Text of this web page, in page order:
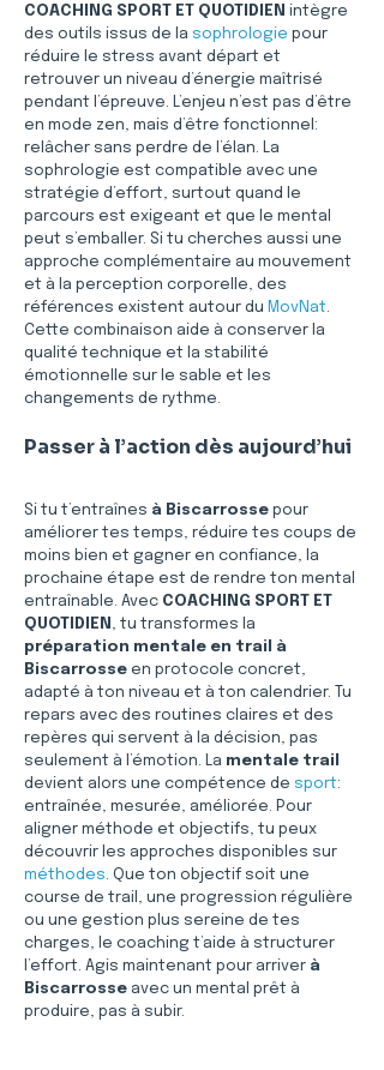
COACHING SPORT ET QUOTIDIEN intègre
des outils issus de la sophrologie pour
réduire le stress avant départ et
retrouver un niveau d’énergie maîtrisé
pendant l’épreuve. L’enjeu n’est pas d’être
en mode zen, mais d’être fonctionnel:
relâcher sans perdre de l’élan. La
sophrologie est compatible avec une
stratégie d’effort, surtout quand le
parcours est exigeant et que le mental
peut s’emballer. Si tu cherches aussi une
approche complémentaire au mouvement
et à la perception corporelle, des
références existent autour du MovNat.
Cette combinaison aide à conserver la
qualité technique et la stabilité
émotionnelle sur le sable et les
changements de rythme.
Passer à l’action dès aujourd’hui
Si tu t’entraînes à Biscarrosse pour
améliorer tes temps, réduire tes coups de
moins bien et gagner en confiance, la
prochaine étape est de rendre ton mental
entraînable. Avec COACHING SPORT ET
QUOTIDIEN , tu transformes la
préparation mentale en trail à
Biscarrosse en protocole concret,
adapté à ton niveau et à ton calendrier. Tu
repars avec des routines claires et des
repères qui servent à la décision, pas
seulement à l’émotion. La mentale trail
devient alors une compétence de sport:
entraînée, mesurée, améliorée. Pour
aligner méthode et objectifs, tu peux
découvrir les approches disponibles sur
méthodes. Que ton objectif soit une
course de trail, une progression régulière
ou une gestion plus sereine de tes
charges, le coaching t’aide à structurer
l’effort. Agis maintenant pour arriver à
Biscarrosse avec un mental prêt à
produire, pas à subir.